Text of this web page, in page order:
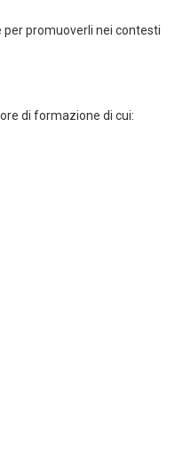
per promuoverli nei contesti
di formazione di cui: